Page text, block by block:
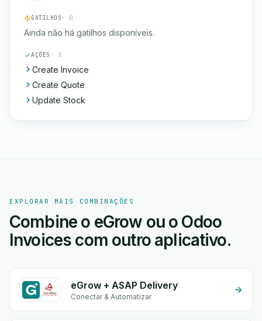
GATILHOS · 0
Ainda não há gatilhos disponíveis.
AÇÕES · 3
Create Invoice
Create Quote
Update Stock
EXPLORAR MAIS COMBINAÇÕES
Combine o eGrow ou o Odoo
Invoices com outro aplicativo.
eGrow + ASAP Delivery
Conectar & Automatizar